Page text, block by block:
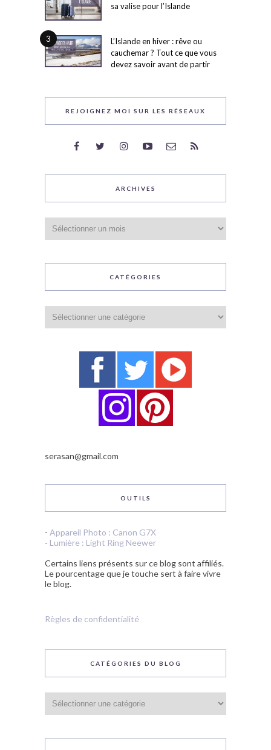
sa valise pour l’Islande
3
L’Islande en hiver : rêve ou
cauchemar ? Tout ce que vous
devez savoir avant de partir
REJOIGNEZ MOI SUR LES RÉSEAUX
ARCHIVES
CATÉGORIES
serasan@gmail.com
OUTILS
- Appareil Photo : Canon G7X
- Lumière : Light Ring Neewer
Certains liens présents sur ce blog sont affiliés.
Le pourcentage que je touche sert à faire vivre
le blog.
Règles de confidentialité
CATÉGORIES DU BLOG
du
blog